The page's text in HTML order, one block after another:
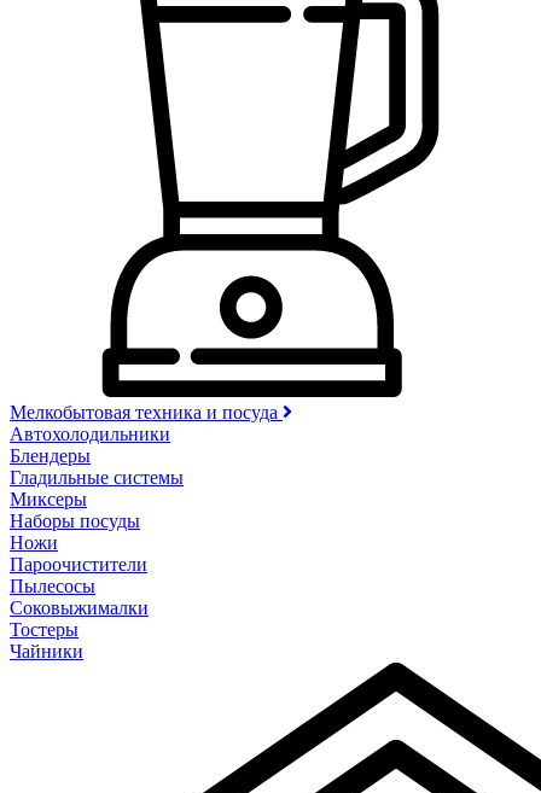
Мелкобытовая техника и посуда
Автохолодильники
Блендеры
Гладильные системы
Миксеры
Наборы посуды
Ножи
Пароочистители
Пылесосы
Соковыжималки
Тостеры
Чайники